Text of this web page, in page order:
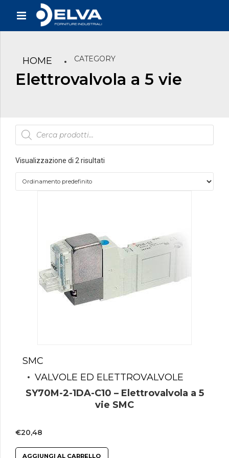
HOME CATEGORY
Elettrovalvola a 5 vie
Products
search
Visualizzazione di 2 risultati
SMC
VALVOLE ED ELETTROVALVOLE
SY70M-2-1DA-C10 – Elettrovalvola a 5
vie SMC
€20,48
AGGIUNGI AL CARRELLO